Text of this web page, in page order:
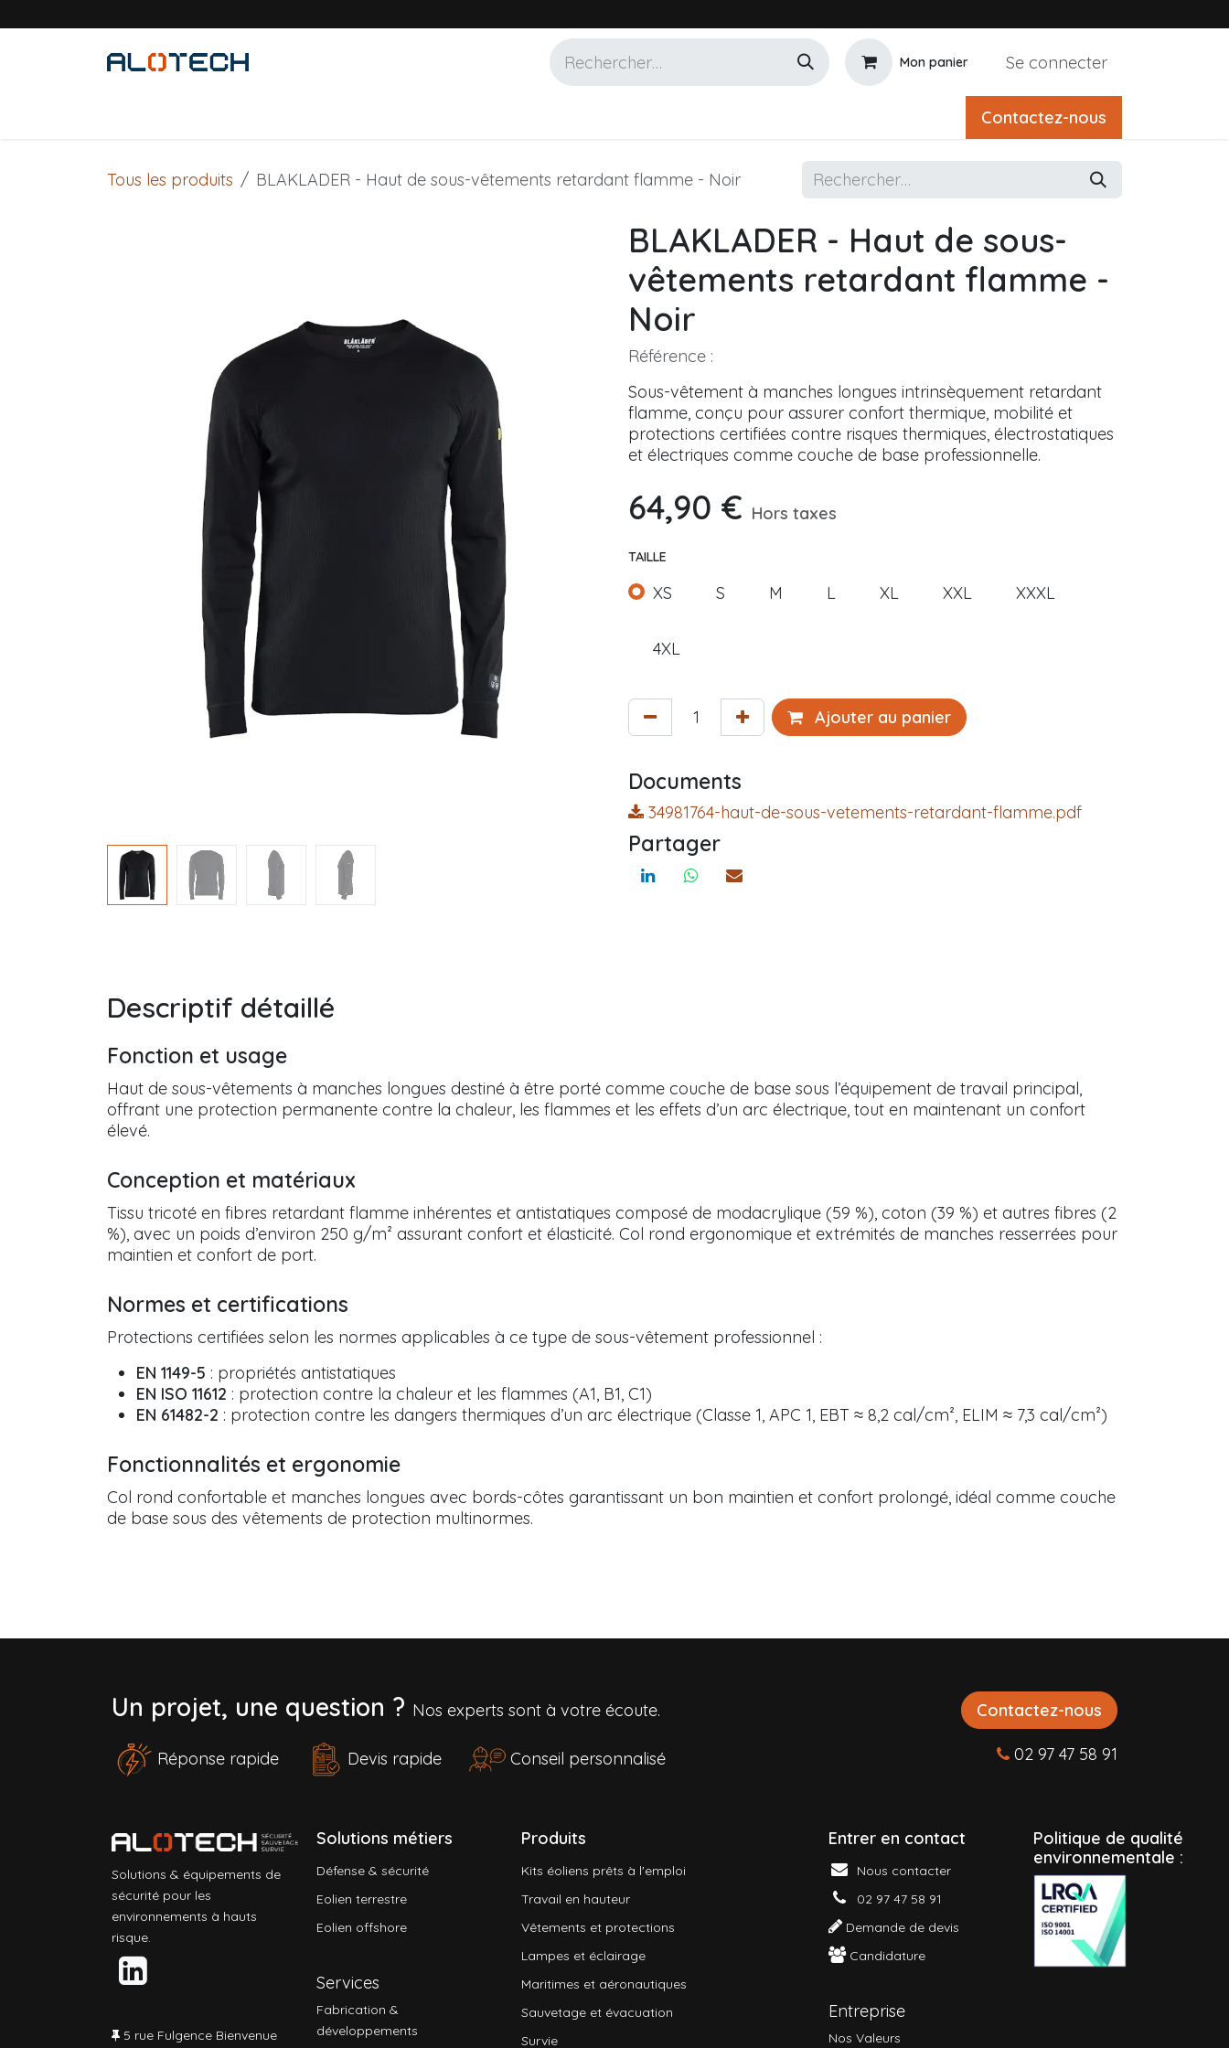
Mon panier Se connecter
Contactez-nous
Tous les produits BLAKLADER - Haut de sous-vêtements retardant flamme - Noir
BLAKLADER - Haut de sous-
vêtements retardant flamme -
Noir
Référence :
Sous-vêtement à manches longues intrinsèquement retardant
flamme, conçu pour assurer confort thermique, mobilité et
protections certifiées contre risques thermiques, électrostatiques
et électriques comme couche de base professionnelle.
64,90 € Hors taxes
TAILLE
XS S M L XL XXL XXXL
4XL
Ajouter au panier
Documents
34981764-haut-de-sous-vetements-retardant-flamme.pdf
Partager
Descriptif détaillé
Fonction et usage
Haut de sous-vêtements à manches longues destiné à être porté comme couche de base sous l’équipement de travail principal,
offrant une protection permanente contre la chaleur, les flammes et les effets d’un arc électrique, tout en maintenant un confort
élevé.
Conception et matériaux
Tissu tricoté en fibres retardant flamme inhérentes et antistatiques composé de modacrylique (59 %), coton (39 %) et autres fibres (2
%), avec un poids d’environ 250 g/m² assurant confort et élasticité. Col rond ergonomique et extrémités de manches resserrées pour
maintien et confort de port.
Normes et certifications
Protections certifiées selon les normes applicables à ce type de sous-vêtement professionnel :
EN 1149-5 : propriétés antistatiques
EN ISO 11612 : protection contre la chaleur et les flammes (A1, B1, C1)
EN 61482-2 : protection contre les dangers thermiques d’un arc électrique (Classe 1, APC 1, EBT ≈ 8,2 cal/cm², ELIM ≈ 7,3 cal/cm²)
Fonctionnalités et ergonomie
Col rond confortable et manches longues avec bords-côtes garantissant un bon maintien et confort prolongé, idéal comme couche
de base sous des vêtements de protection multinormes.
Un projet, une question ? Nos experts sont à votre écoute.
Réponse rapide Devis rapide Conseil personnalisé
Contactez-nous
02 97 47 58 91
Solutions & équipements de
sécurité pour les
environnements à hauts
risque.
5 rue Fulgence Bienvenue
Solutions métiers
Défense & sécurité
Eolien terrestre
Eolien offshore
Services
Fabrication &
développements
Produits
Kits éoliens prêts à l'emploi
Travail en hauteur
Vêtements et protections
Lampes et éclairage
Maritimes et aéronautiques
Sauvetage et évacuation
Survie
Entrer en contact
Nous contacter
02 97 47 58 91
Demande de devis
Candidature
Entreprise
Nos Valeurs
Politique de qualité
environnementale :